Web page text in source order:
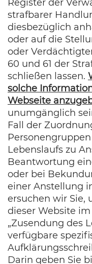
Register der
strafbarer
diesbezüglich
oder auf die
oder
60 und 61 der
schließen lassen.
solche
Webseite
unumgänglich
Fall der
Lebenslaufs zu
Beantwortung
oder bei
einer Anstellung
ersuchen wir Sie,
dieser Website
„Zusendung des
verfügbare
Darin geben Sie